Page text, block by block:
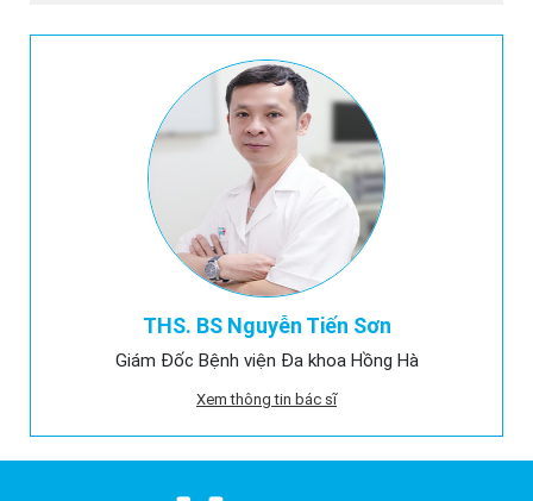
THS. BS Nguyễn Tiến Sơn
Giám Đốc Bệnh viện Đa khoa Hồng Hà
Xem thông tin bác sĩ